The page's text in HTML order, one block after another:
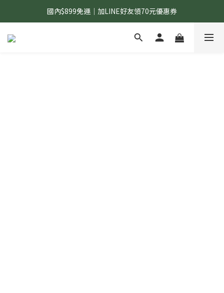
國內$899免運｜加LINE好友領70元優惠券
國內$899免運｜加LINE好友領70元優惠券
訂單滿$1,200｜送好日隨行冷水瓶 (贈完為止)